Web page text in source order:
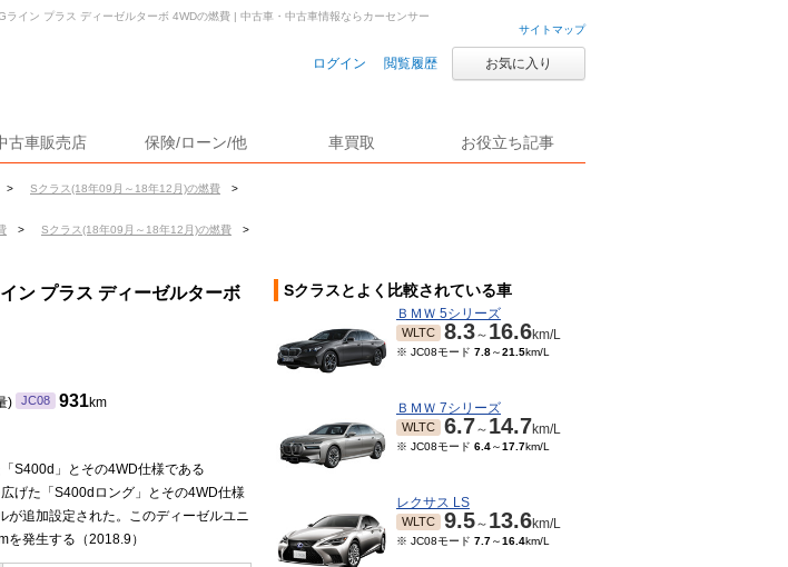
サイトマップ
ログイン 閲覧履歴 お気に入り
古車販売店 保険/ローン/他 車買取 お役立ち記事
> Sクラス(18年09月～18年12月)の燃費
>
> Sクラス(18年09月～18年12月)の燃費
>
イン プラス ディーゼルターボ 4WDの燃費 | 中古車・中古車情報ならカーセンサー
ン プラス ディーゼルターボ
) JC08 931km
S400d」とその4WD仕様である
げた「S400dロング」とその4WD仕様
追加設定された。このディーゼルユニ
発生する（2018.9）
Sクラスとよく比較されている車
ＢＭＷ 5シリーズ
WLTC 8.3～ 16.6km/L
※ JC08モード 7.8～21.5km/L
ＢＭＷ 7シリーズ
WLTC 6.7～ 14.7km/L
※ JC08モード 6.4～17.7km/L
レクサス LS
WLTC 9.5～ 13.6km/L
※ JC08モード 7.7～16.4km/L